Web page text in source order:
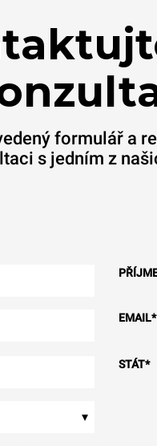
formulář a
s jedním z
EMAIL*
STÁT*
▾